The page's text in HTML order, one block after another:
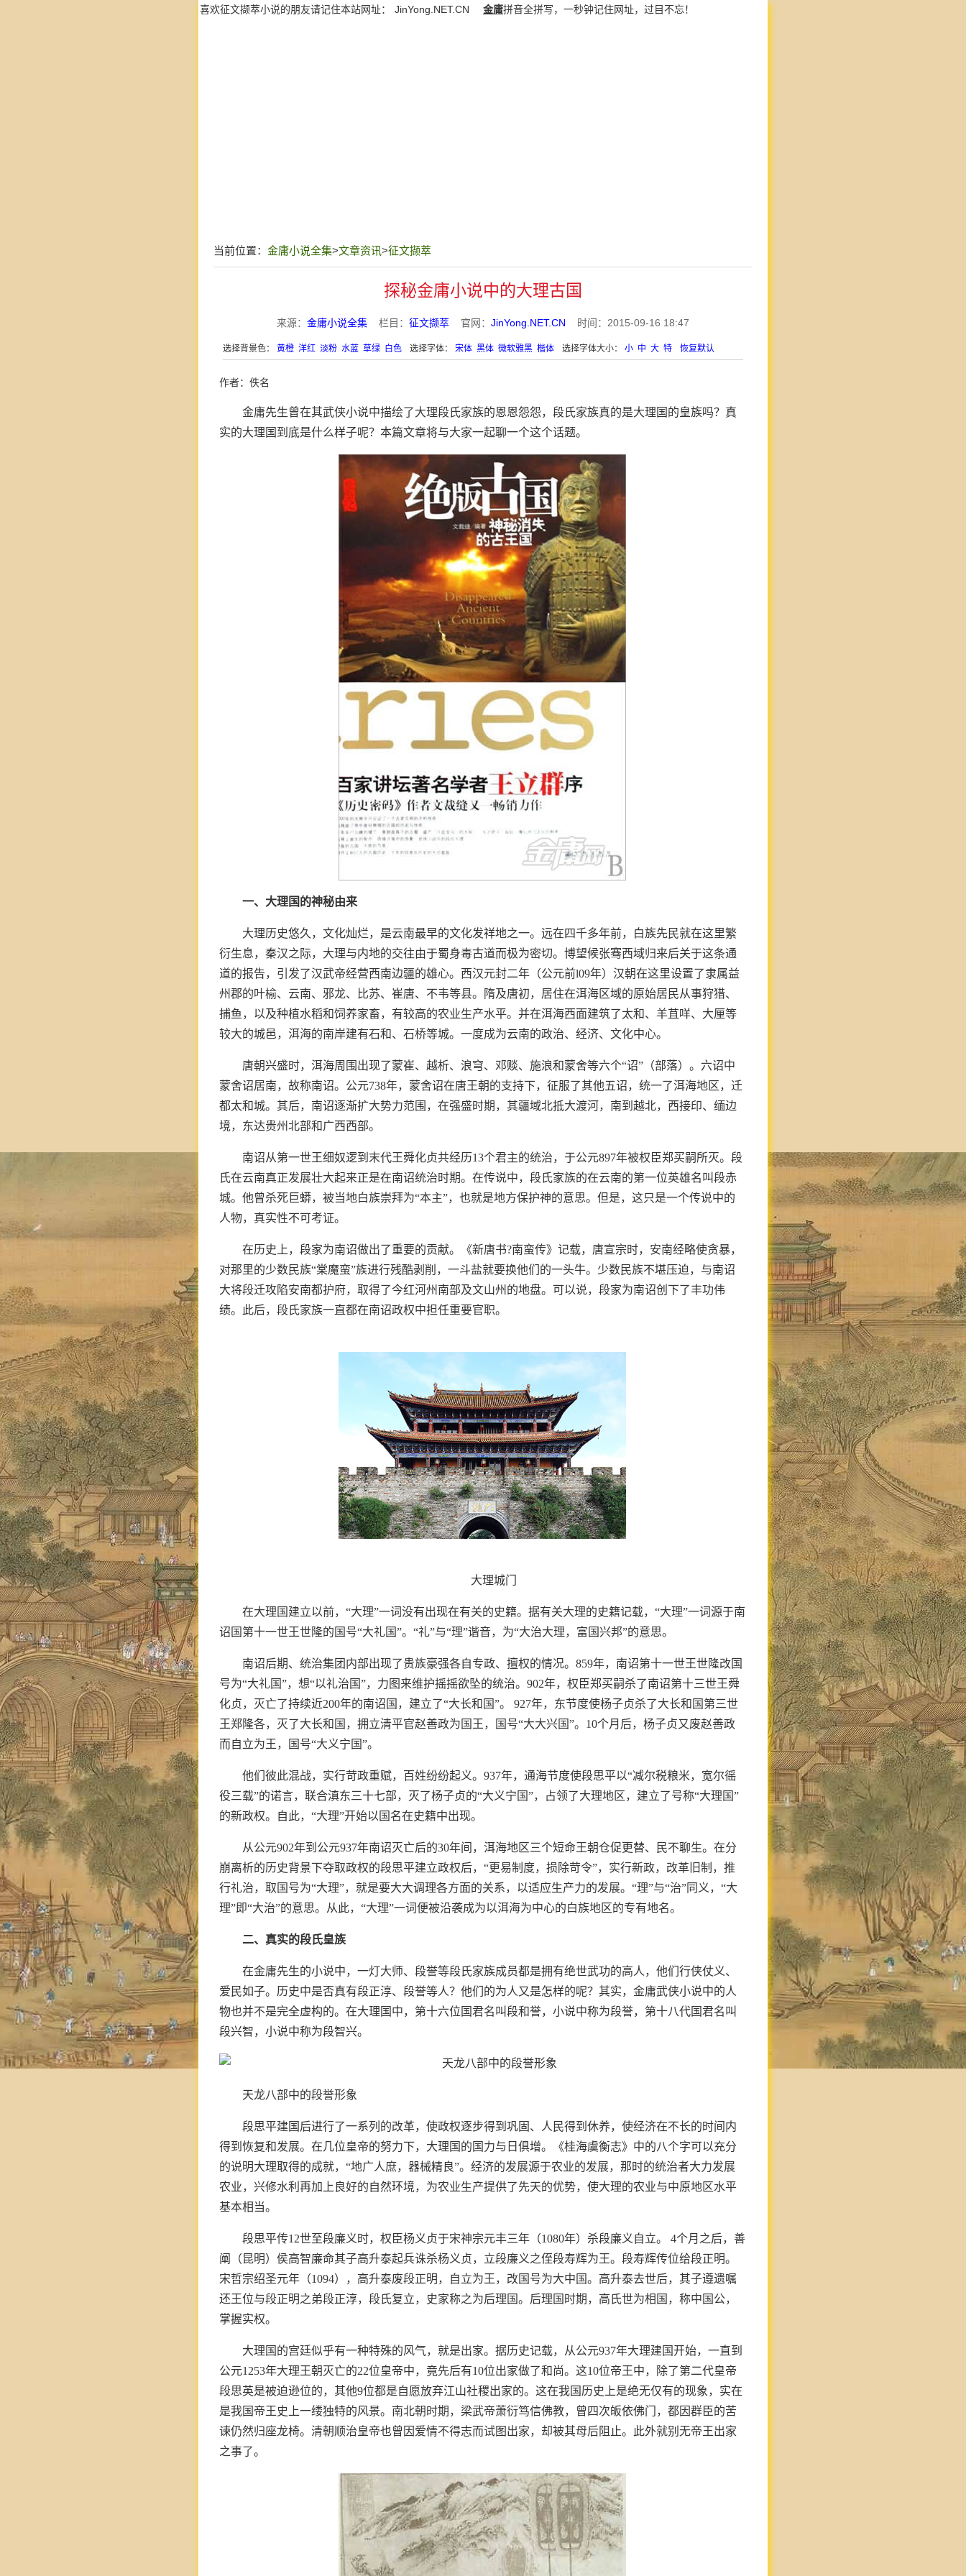
喜欢征文撷萃小说的朋友请记住本站网址： JinYong.NET.CN 金庸拼音全拼写，一秒钟记住网址，过目不忘！
当前位置： 金庸小说全集>文章资讯>征文撷萃
探秘金庸小说中的大理古国
来源： 金庸小说全集 栏目： 征文撷萃 官网： JinYong.NET.CN 时间：2015-09-16 18:47
选择背景色： 黄橙 洋红 淡粉 水蓝 草绿 白色 选择字体： 宋体 黑体 微软雅黑 楷体 选择字体大小： 小 中 大 特 恢复默认
作者：佚名
金庸先生曾在其武侠小说中描绘了大理段氏家族的恩恩怨怨，段氏家族真的是大理国的皇族吗？真
实的大理国到底是什么样子呢？本篇文章将与大家一起聊一个这个话题。
一、大理国的神秘由来
大理历史悠久，文化灿烂，是云南最早的文化发祥地之一。远在四千多年前，白族先民就在这里繁
衍生息，秦汉之际，大理与内地的交往由于蜀身毒古道而极为密切。博望候张骞西域归来后关于这条通
道的报告，引发了汉武帝经营西南边疆的雄心。西汉元封二年（公元前l09年）汉朝在这里设置了隶属益
州郡的叶榆、云南、邪龙、比苏、崔唐、不韦等县。隋及唐初，居住在洱海区域的原始居民从事狩猎、
捕鱼，以及种植水稻和饲养家畜，有较高的农业生产水平。并在洱海西面建筑了太和、羊苴咩、大厘等
较大的城邑，洱海的南岸建有石和、石桥等城。一度成为云南的政治、经济、文化中心。
唐朝兴盛时，洱海周围出现了蒙崔、越析、浪穹、邓赕、施浪和蒙舍等六个“诏”（部落）。六诏中
蒙舍诏居南，故称南诏。公元738年，蒙舍诏在唐王朝的支持下，征服了其他五诏，统一了洱海地区，迁
都太和城。其后，南诏逐渐扩大势力范围，在强盛时期，其疆域北抵大渡河，南到越北，西接印、缅边
境，东达贵州北部和广西西部。
南诏从第一世王细奴逻到末代王舜化贞共经历13个君主的统治，于公元897年被权臣郑买嗣所灭。段
氏在云南真正发展壮大起来正是在南诏统治时期。在传说中，段氏家族的在云南的第一位英雄名叫段赤
城。他曾杀死巨蟒，被当地白族崇拜为“本主”，也就是地方保护神的意思。但是，这只是一个传说中的
人物，真实性不可考证。
在历史上，段家为南诏做出了重要的贡献。《新唐书?南蛮传》记载，唐宣宗时，安南经略使贪暴，
对那里的少数民族“棠魔蛮”族进行残酷剥削，一斗盐就要换他们的一头牛。少数民族不堪压迫，与南诏
大将段迁攻陷安南都护府，取得了今红河州南部及文山州的地盘。可以说，段家为南诏创下了丰功伟
绩。此后，段氏家族一直都在南诏政权中担任重要官职。
大理城门
在大理国建立以前，“大理”一词没有出现在有关的史籍。据有关大理的史籍记载，“大理”一词源于南
诏国第十一世王世隆的国号“大礼国”。“礼”与“理”谐音，为“大治大理，富国兴邦”的意思。
南诏后期、统治集团内部出现了贵族豪强各自专政、擅权的情况。859年，南诏第十一世王世隆改国
号为“大礼国”，想“以礼治国”，力图来维护摇摇欲坠的统治。902年，权臣郑买嗣杀了南诏第十三世王舜
化贞，灭亡了持续近200年的南诏国，建立了“大长和国”。 927年，东节度使杨子贞杀了大长和国第三世
王郑隆各，灭了大长和国，拥立清平官赵善政为国王，国号“大大兴国”。10个月后，杨子贞又废赵善政
而自立为王，国号“大义宁国”。
他们彼此混战，实行苛政重赋，百姓纷纷起义。937年，通海节度使段思平以“减尔税粮米，宽尔徭
役三载”的诺言，联合滇东三十七部，灭了杨子贞的“大义宁国”，占领了大理地区，建立了号称“大理国”
的新政权。自此，“大理”开始以国名在史籍中出现。
从公元902年到公元937年南诏灭亡后的30年间，洱海地区三个短命王朝仓促更替、民不聊生。在分
崩离析的历史背景下夺取政权的段思平建立政权后，“更易制度，损除苛令”，实行新政，改革旧制，推
行礼治，取国号为“大理”，就是要大大调理各方面的关系，以适应生产力的发展。“理”与“治”同义，“大
理”即“大治”的意思。从此，“大理”一词便被沿袭成为以洱海为中心的白族地区的专有地名。
二、真实的段氏皇族
在金庸先生的小说中，一灯大师、段誉等段氏家族成员都是拥有绝世武功的高人，他们行侠仗义、
爱民如子。历史中是否真有段正淳、段誉等人？他们的为人又是怎样的呢？其实，金庸武侠小说中的人
物也并不是完全虚构的。在大理国中，第十六位国君名叫段和誉，小说中称为段誉，第十八代国君名叫
段兴智，小说中称为段智兴。
天龙八部中的段誉形象
段思平建国后进行了一系列的改革，使政权逐步得到巩固、人民得到休养，使经济在不长的时间内
得到恢复和发展。在几位皇帝的努力下，大理国的国力与日俱增。《桂海虞衡志》中的八个字可以充分
的说明大理取得的成就，“地广人庶，器械精良”。经济的发展源于农业的发展，那时的统治者大力发展
农业，兴修水利再加上良好的自然环境，为农业生产提供了先天的优势，使大理的农业与中原地区水平
基本相当。
段思平传12世至段廉义时，权臣杨义贞于宋神宗元丰三年（1080年）杀段廉义自立。 4个月之后，善
阐（昆明）侯高智廉命其子高升泰起兵诛杀杨义贞，立段廉义之侄段寿辉为王。段寿辉传位给段正明。
宋哲宗绍圣元年（1094），高升泰废段正明，自立为王，改国号为大中国。高升泰去世后，其子遵遗嘱
还王位与段正明之弟段正淳，段氏复立，史家称之为后理国。后理国时期，高氏世为相国，称中国公，
掌握实权。
大理国的宫廷似乎有一种特殊的风气，就是出家。据历史记载，从公元937年大理建国开始，一直到
公元1253年大理王朝灭亡的22位皇帝中，竟先后有10位出家做了和尚。这10位帝王中，除了第二代皇帝
段思英是被迫逊位的，其他9位都是自愿放弃江山社稷出家的。这在我国历史上是绝无仅有的现象，实在
是我国帝王史上一缕独特的风景。南北朝时期，梁武帝萧衍笃信佛教，曾四次皈依佛门，都因群臣的苦
谏仍然归座龙椅。清朝顺治皇帝也曾因爱情不得志而试图出家，却被其母后阻止。此外就别无帝王出家
之事了。